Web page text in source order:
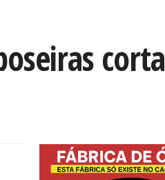
corta